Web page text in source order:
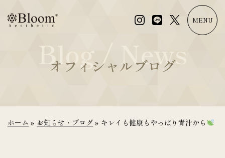
MENU
Blog / News
オフィシャルブログ
ホーム » お知らせ・ブログ » キレイも健康もやっぱり青汁から